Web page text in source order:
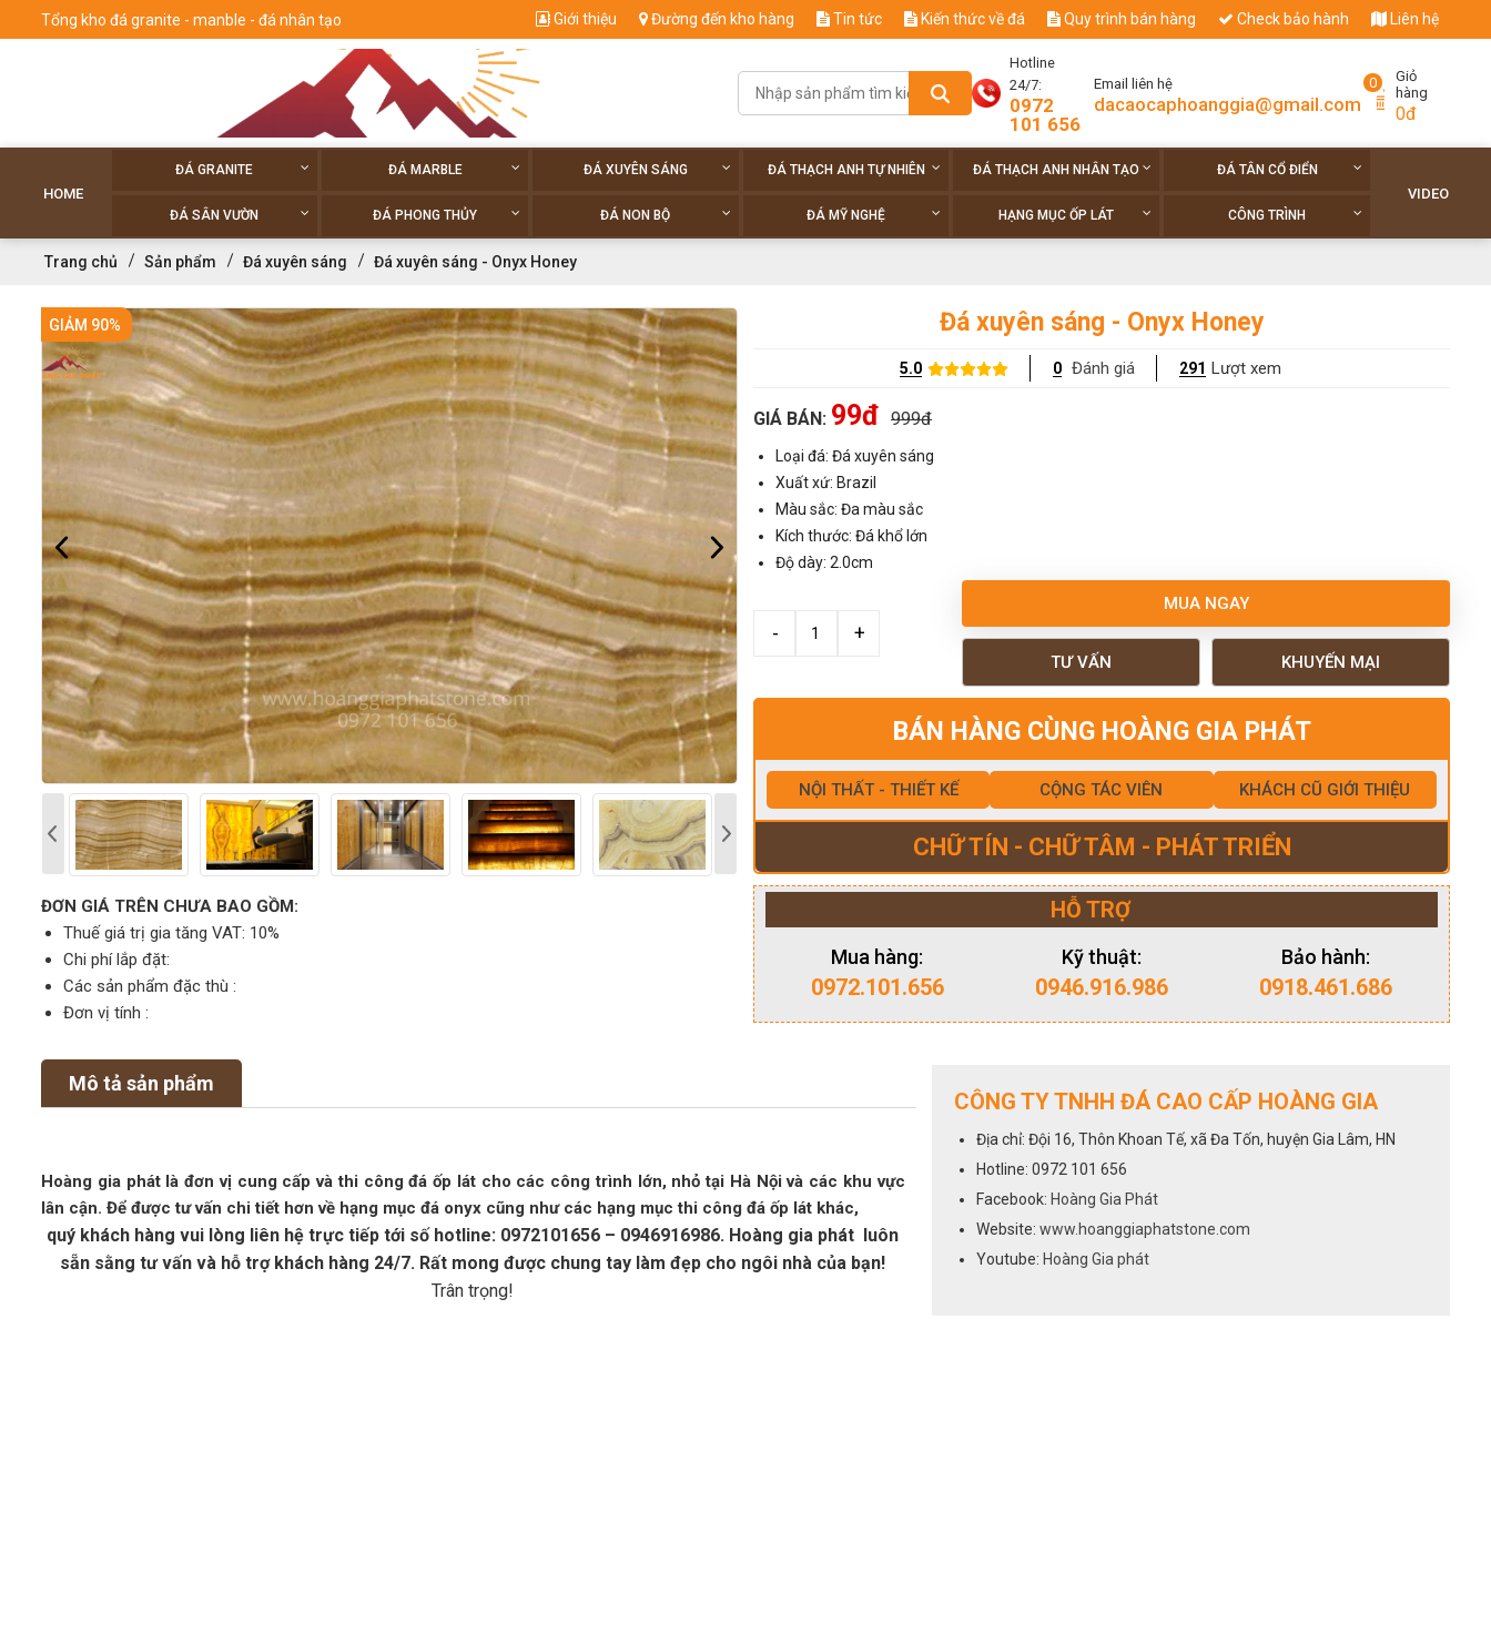
Tổng kho đá granite - manble - đá nhân tạo Giới thiệu Đường đến kho hàng Tin tức Kiến thức về đá Quy trình bán hàng Check bảo hành Liên hệ
Hotline
24/7:
0972
101 656
Email liên hệ
dacaocaphoanggia@gmail.com
0
Giỏ
hàng
0đ
HOME
ĐÁ GRANITE ĐÁ MARBLE ĐÁ XUYÊN SÁNG ĐÁ THẠCH ANH TỰ NHIÊN ĐÁ THẠCH ANH NHÂN TẠO ĐÁ TÂN CỔ ĐIỂN
ĐÁ SÂN VƯỜN ĐÁ PHONG THỦY ĐÁ NON BỘ ĐÁ MỸ NGHỆ HẠNG MỤC ỐP LÁT CÔNG TRÌNH
VIDEO
Trang chủ Sản phẩm Đá xuyên sáng Đá xuyên sáng - Onyx Honey
GIẢM 90%
ĐƠN GIÁ TRÊN CHƯA BAO GỒM:
Thuế giá trị gia tăng VAT: 10%
Chi phí lắp đặt:
Các sản phẩm đặc thù :
Đơn vị tính :
Đá xuyên sáng - Onyx Honey
5.0 0 Đánh giá 291 Lượt xem
GIÁ BÁN: 99đ 999đ
Loại đá: Đá xuyên sáng
Xuất xứ: Brazil
Màu sắc: Đa màu sắc
Kích thước: Đá khổ lớn
Độ dày: 2.0cm
MUA NGAY
TƯ VẤN KHUYẾN MẠI
BÁN HÀNG CÙNG HOÀNG GIA PHÁT
NỘI THẤT - THIẾT KẾ CỘNG TÁC VIÊN KHÁCH CŨ GIỚI THIỆU
CHỮ TÍN - CHỮ TÂM - PHÁT TRIỂN
HỖ TRỢ
Mua hàng:
0972.101.656
Kỹ thuật:
0946.916.986
Bảo hành:
0918.461.686
Mô tả sản phẩm
Hoàng gia phát là đơn vị cung cấp và thi công đá ốp lát cho các công trình lớn, nhỏ tại Hà Nội và các khu vực
lân cận. Để được tư vấn chi tiết hơn về hạng mục đá onyx cũng như các hạng mục thi công đá ốp lát khác,
quý khách hàng vui lòng liên hệ trực tiếp tới số hotline: 0972101656 – 0946916986. Hoàng gia phát luôn
sẵn sằng tư vấn và hỗ trợ khách hàng 24/7. Rất mong được chung tay làm đẹp cho ngôi nhà của bạn!
Trân trọng!
CÔNG TY TNHH ĐÁ CAO CẤP HOÀNG GIA
Địa chỉ: Đội 16, Thôn Khoan Tế, xã Đa Tốn, huyện Gia Lâm, HN
Hotline: 0972 101 656
Facebook: Hoàng Gia Phát
Website: www.hoanggiaphatstone.com
Youtube: Hoàng Gia phát